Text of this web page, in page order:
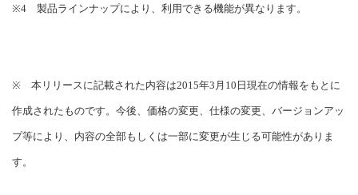
※4 製品ラインナップにより、利用できる機能が異なります。
※ 本リリースに記載された内容は2015年3月10日現在の情報をもとに
作成されたものです。今後、価格の変更、仕様の変更、バージョンアッ
プ等により、内容の全部もしくは一部に変更が生じる可能性がありま
す。